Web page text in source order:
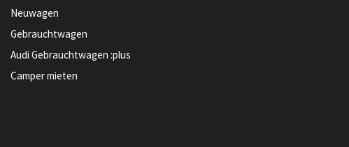
Neuwagen
Gebrauchtwagen
Audi Gebrauchtwagen :plus
Camper mieten